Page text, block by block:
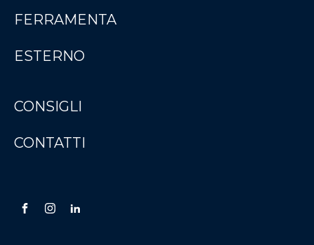
FERRAMENTA
ESTERNO
CONSIGLI
CONTATTI